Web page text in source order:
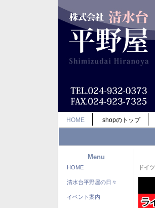
HOME shopのトップ
Menu
HOME
清水台平野屋の日々
イベント案内
ドイツ